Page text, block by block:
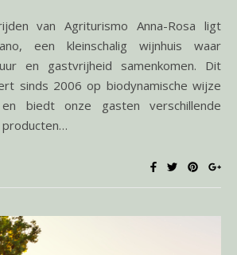
een kleinschalig wijnhuis waar
en gastvrijheid samenkomen. Dit
sinds 2006 op biodynamische wijze
biedt onze gasten verschillende
producten…